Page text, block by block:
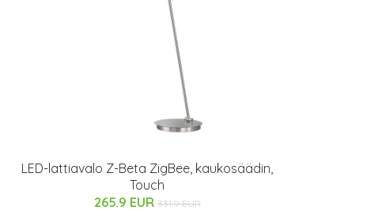
LED-lattiavalo Z-Beta ZigBee, kaukosäädin,
Touch
265.9 EUR 331.9 EUR